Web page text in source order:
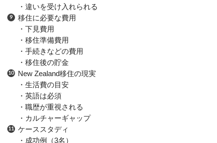
・違いを受け入れられる
移住に必要な費用
・下見費用
・移住準備費用
・手続きなどの費用
・移住後の貯金
New Zealand移住の現実
・生活費の目安
・英語は必須
・職歴が重視される
・カルチャーギャップ
ケーススタディ
・成功例（3名）